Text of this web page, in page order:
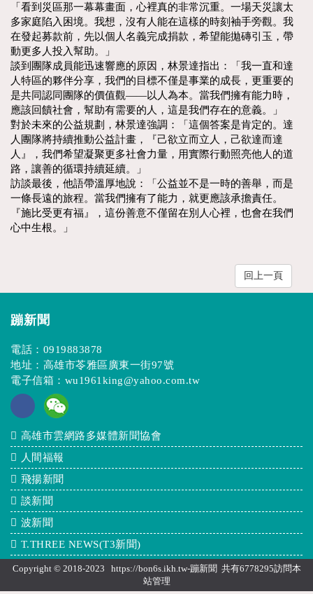
「看到災區那一幕幕畫面，心裡真的非常沉重。一場天災讓太
多家庭陷入困境。我想，沒有人能在這樣的時刻袖手旁觀。我
在發起募款前，先以個人名義完成捐款，希望能拋磚引玉，帶
動更多人投入幫助。」
談到團隊成員能迅速響應的原因，林景達指出：「我一直和達
人特區的夥伴分享，我們的目標不僅是事業的成長，更重要的
是共同認同團隊的價值觀——以人為本。當我們擁有能力時，
應該回饋社會，幫助有需要的人，這是我們存在的意義。」
對於未來的公益規劃，林景達強調：「這個答案是肯定的。達
人團隊將持續推動公益計畫，『己欲立而立人，己欲達而達
人』，我們希望凝聚更多社會力量，用實際行動照亮他人的道
路，讓善的循環持續延續。」
訪談最後，他語帶溫厚地說：「公益並不是一時的善舉，而是
一條長遠的旅程。當我們擁有了能力，就更應該承擔責任。
『施比受更有福』，這份善意不僅留在別人心裡，也會在我們
心中生根。」
回上一頁
蹦新聞
電話： 0919883878
地址：高雄市苓雅區廣東一街97號
電子信箱： wu1961king@yahoo.com.tw
高雄市雲網路多媒體新聞協會
人間福報
飛揚新聞
談新聞
波新聞
T.THREE NEWS(T3新聞)
Copyright © 2018-2023 https://bon6s.ikh.tw-蹦新聞 共有6778295訪問本
站管理